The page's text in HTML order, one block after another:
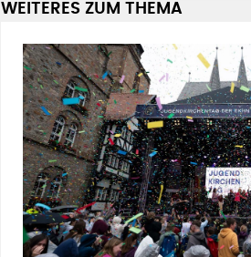
WEITERES ZUM THEMA